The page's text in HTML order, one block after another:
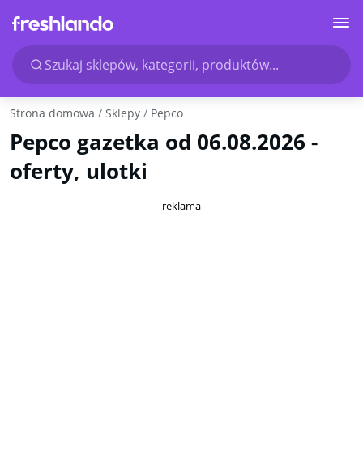
Szukaj sklepów, kategorii, produktów...
Strona domowa Sklepy Pepco
Pepco gazetka od 06.08.2026 -
oferty, ulotki
reklama